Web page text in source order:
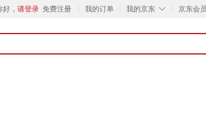
好， 请登录 免费注册 我的订单 ◇
我的京东 京东会员